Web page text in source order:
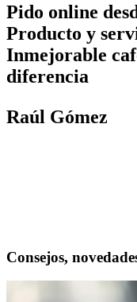
Pido online
Producto y
Inmejorable
diferencia
Raúl Gómez
Consejos,